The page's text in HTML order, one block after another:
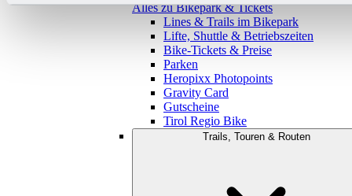
Alles zu Bikepark & Tickets
Lines & Trails im Bikepark
Lifte, Shuttle & Betriebszeiten
Bike-Tickets & Preise
Parken
Heropixx Photopoints
Gravity Card
Gutscheine
Tirol Regio Bike
Trails, Touren & Routen